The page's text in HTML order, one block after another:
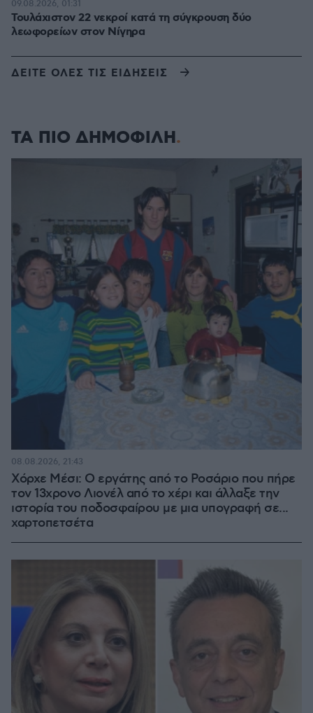
Τουλάχιστον 22 νεκροί κατά τη σύγκρουση δύο
λεωφορείων στον Νίγηρα
09.08.2026, 01:31
ΔΕΙΤΕ ΟΛΕΣ ΤΙΣ ΕΙΔΗΣΕΙΣ
ΤΑ ΠΙΟ ΔΗΜΟΦΙΛΗ
Χόρχε Μέσι: Ο εργάτης από το Ροσάριο που πήρε
τον 13χρονο Λιονέλ από το χέρι και άλλαξε την
ιστορία του ποδοσφαίρου με μια υπογραφή σε...
χαρτοπετσέτα
08.08.2026, 21:43